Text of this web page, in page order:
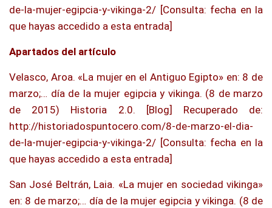
de-la-mujer-egipcia-y-vikinga-2/ [Consulta: fecha en la
que hayas accedido a esta entrada]
Apartados del artículo
Velasco, Aroa. «La mujer en el Antiguo Egipto» en: 8 de
marzo;… día de la mujer egipcia y vikinga. (8 de marzo
de 2015) Historia 2.0. [Blog] Recuperado de:
http://historiadospuntocero.com/8-de-marzo-el-dia-
de-la-mujer-egipcia-y-vikinga-2/ [Consulta: fecha en la
que hayas accedido a esta entrada]
San José Beltrán, Laia. «La mujer en sociedad vikinga»
en: 8 de marzo;… día de la mujer egipcia y vikinga. (8 de